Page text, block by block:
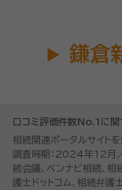
鎌倉
口コミ評価件数No.1に関
相続関連ポータルサイト
調査時期：2024年12月／
続会議、ベンナビ相続、相
護士ドットコム、相続弁